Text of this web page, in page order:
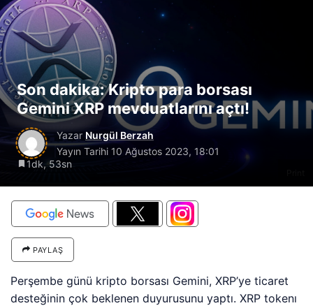
Son dakika: Kripto para borsası
Gemini XRP mevduatlarını açtı!
Yazar Nurgül Berzah
Yayın Tarihi 10 Ağustos 2023, 18:01
1dk, 53sn
PAYLAŞ
Perşembe günü kripto borsası Gemini, XRP’ye ticaret
desteğinin çok beklenen duyurusunu yaptı. XRP tokenı